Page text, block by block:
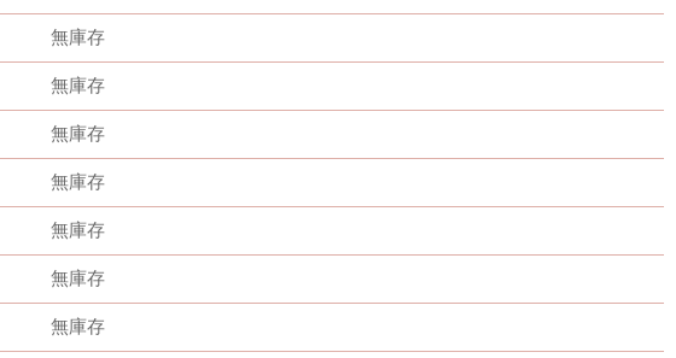
無庫存
無庫存
無庫存
無庫存
無庫存
無庫存
無庫存